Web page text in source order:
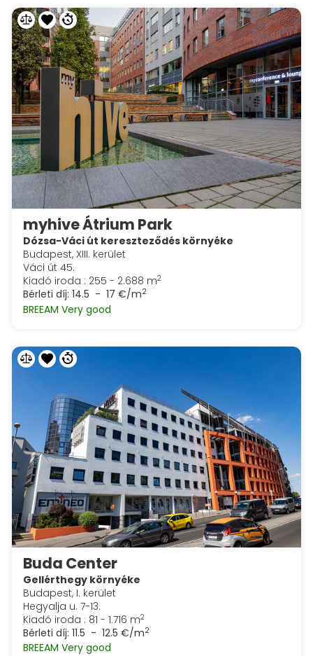
myhive Átrium Park
Dózsa-Váci út kereszteződés környéke
Budapest, XIII. kerület
Váci út 45.
Kiadó iroda : 255 - 2.688 m2
Bérleti díj: 14.5 - 17 €/m2
BREEAM Very good
Buda Center
Gellérthegy környéke
Budapest, I. kerület
Hegyalja u. 7-13.
Kiadó iroda : 81 - 1.716 m2
Bérleti díj: 11.5 - 12.5 €/m2
BREEAM Very good